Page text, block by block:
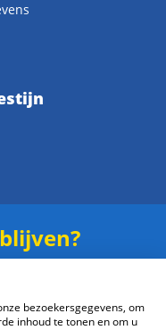
bezoekersgegevens, om
inhoud te tonen en om u